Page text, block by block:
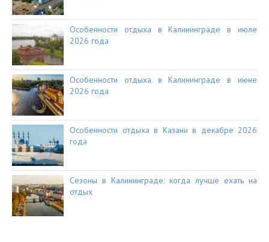
Особенности отдыха в Калининграде в июле
2026 года
Особенности отдыха в Калининграде в июне
2026 года
Особенности отдыха в Казани в декабре 2026
года
Сезоны в Калининграде: когда лучше ехать на
отдых